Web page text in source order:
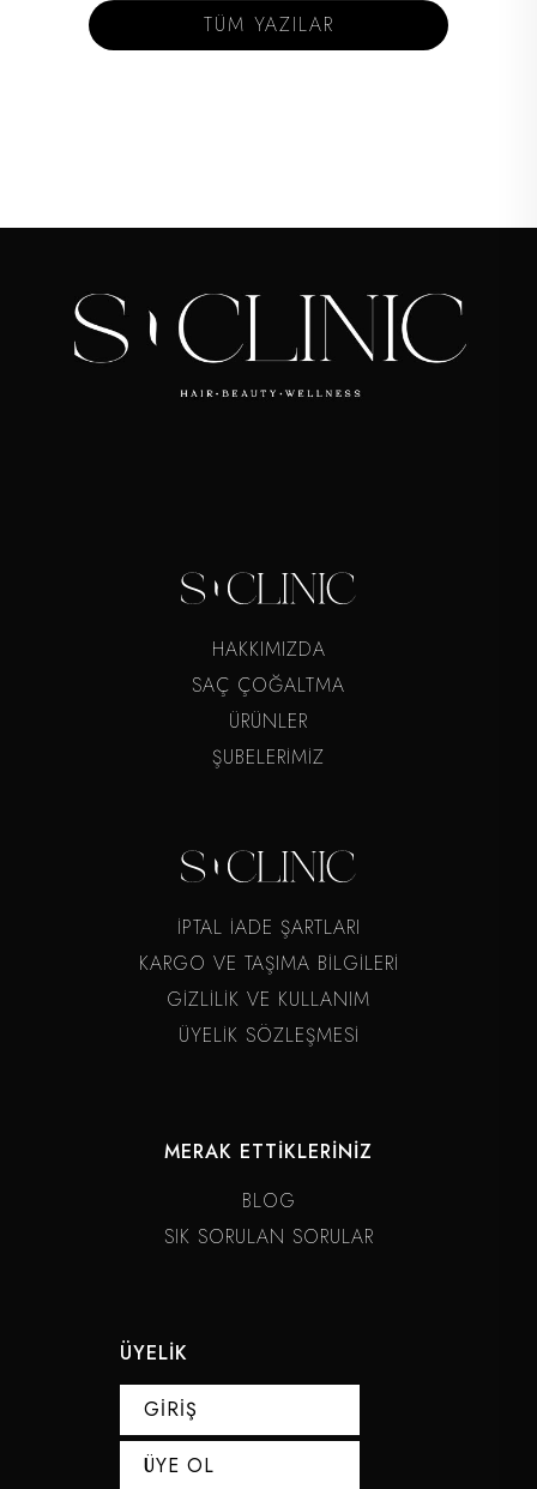
TÜM YAZILAR
HAKKIMIZDA
SAÇ ÇOĞALTMA
ÜRÜNLER
ŞUBELERİMİZ
İPTAL İADE ŞARTLARI
KARGO VE TAŞIMA BİLGİLERİ
GİZLİLİK VE KULLANIM
ÜYELİK SÖZLEŞMESİ
MERAK ETTİKLERİNİZ
BLOG
SIK SORULAN SORULAR
ÜYELİK
GİRİŞ
ÜYE OL